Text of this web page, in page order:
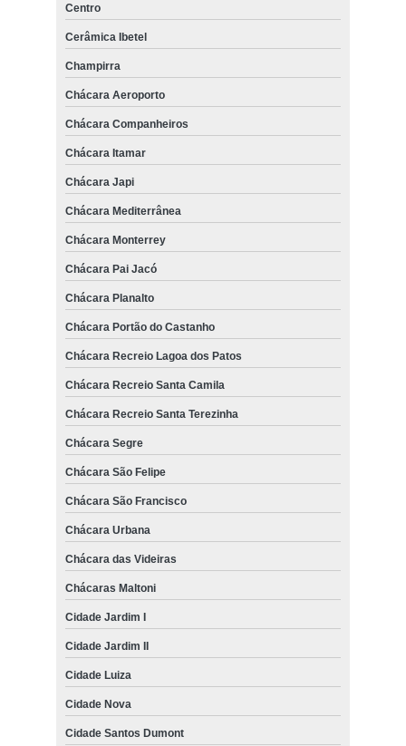
Centro
Cerâmica Ibetel
Champirra
Chácara Aeroporto
Chácara Companheiros
Chácara Itamar
Chácara Japi
Chácara Mediterrânea
Chácara Monterrey
Chácara Pai Jacó
Chácara Planalto
Chácara Portão do Castanho
Chácara Recreio Lagoa dos Patos
Chácara Recreio Santa Camila
Chácara Recreio Santa Terezinha
Chácara Segre
Chácara São Felipe
Chácara São Francisco
Chácara Urbana
Chácara das Videiras
Chácaras Maltoni
Cidade Jardim I
Cidade Jardim II
Cidade Luiza
Cidade Nova
Cidade Santos Dumont